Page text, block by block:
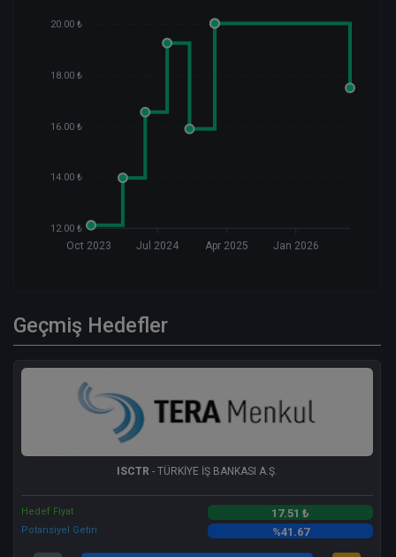
20.00 ₺
18.00 ₺
16.00 ₺
14.00 ₺
12.00 ₺
Oct 2023 Jul 2024 Apr 2025 Jan 2026
Geçmiş Hedefler
ISCTR - TÜRKİYE İŞ BANKASI A.Ş.
Hedef Fiyat 17.51 ₺
Potansiyel Getiri %41.67